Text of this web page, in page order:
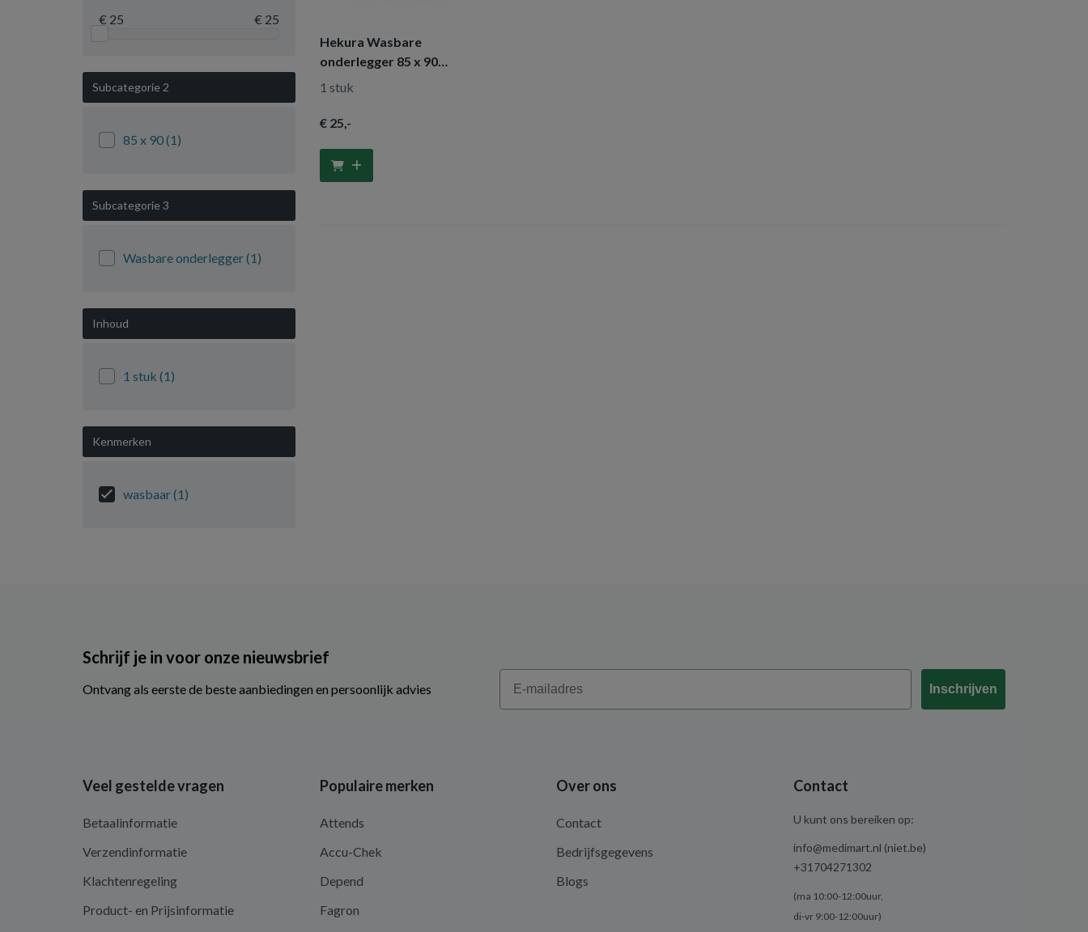
€ 25 € 25
Subcategorie 2
85 x 90(1)
Subcategorie 3
Wasbare onderlegger(1)
Inhoud
1 stuk (1)
Kenmerken
wasbaar(1)
Hekura Wasbare
onderlegger 85 x 90
zonder instopstrook
1 stuk
€ 25,-
Schrijf je in voor onze nieuwsbrief
Ontvang als eerste de beste aanbiedingen en persoonlijk advies
Email
Inschrijven
Veel gestelde vragen
Betaalinformatie
Verzendinformatie
Klachtenregeling
Product- en Prijsinformatie
Populaire merken
Attends
Accu-Chek
Depend
Fagron
Over ons
Contact
Bedrijfsgegevens
Blogs
Contact
U kunt ons bereiken op:
info@medimart.nl (niet.be)
+31704271302
(ma 10:00-12:00uur,
di-vr 9:00-12:00uur)